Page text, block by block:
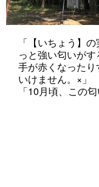
「【いちょう】
っと強い匂いが
手が赤くなった
いけません。×」
「10月頃、この